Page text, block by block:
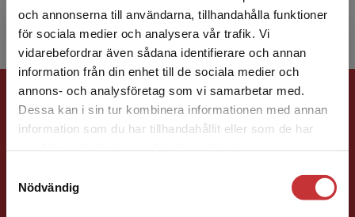
och annonserna till användarna, tillhandahålla funktioner
för sociala medier och analysera vår trafik. Vi
vidarebefordrar även sådana identifierare och annan
information från din enhet till de sociala medier och
annons- och analysföretag som vi samarbetar med.
Dessa kan i sin tur kombinera informationen med annan
information som du har tillhandahållit eller som de har
Nödvändig
Begränsad fraktregion
Det verkar som att du besöker
studentlitteratur.se via en enhet utanför Sverige.
Vi erbjuder inte leveranser utanför Sverige. För
att kunna slutföra ett köp måste
Förlagskontakt